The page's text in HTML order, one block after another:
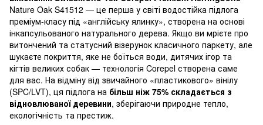
Nature Oak S41512 — це перша у світі водостійка підлога
преміум-класу під «англійську ялинку», створена на основі
інкапсульованого натурального дерева. Якщо ви мрієте про
витончений та статусний візерунок класичного паркету, але
шукаєте покриття, яке не боїться води, дитячих ігор та
кігтів великих собак — технологія Corepel створена саме
для вас. На відміну від звичайного «пластикового» вінілу
(SPC/LVT), ця підлога на більш ніж 75% складається з
відновлюваної деревини, зберігаючи природне тепло,
екологічність та престиж.